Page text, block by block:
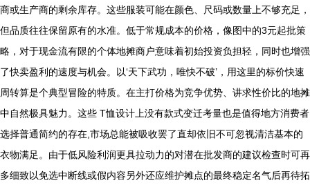
商或生产商的剩余库存。这些服装可能在颜色、尺码或数量上不够充足，
但品质往往保留原有的水准。低于常规成本的价格，像图中的3元起批策
略，对于现金流有限的个体地摊商户意味着初始投资负担轻，同时也增强
了快卖盈利的速度与机会。以‘天下武功，唯快不破’，用这里的标价快速
周转算是个典型冒险的特质。在主打价格为竞争优势、讲求性价比的地摊
中自然极具魅力。这些 T恤设计上没有款式变迁考量也是值得地方消费者
选择普通简约的存在,市场总能被吸收罢了直却依旧不可忽视清洁基本的
衣物满足。由于低风险利润更具拉动力的对潜在批发商的建议检查时可再
多细致以免选中断线或假内容另外还应维护摊点的最终稳定名气后再待拓